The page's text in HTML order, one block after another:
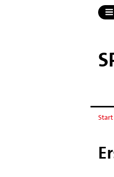
Start